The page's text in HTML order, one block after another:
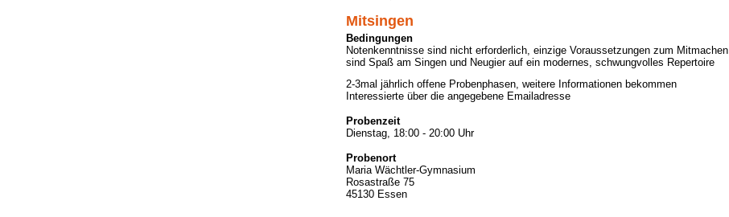
Mitsingen
Bedingungen
Notenkenntnisse sind nicht erforderlich, einzige Voraussetzungen zum Mitmachen
sind Spaß am Singen und Neugier auf ein modernes, schwungvolles Repertoire
2-3mal jährlich offene Probenphasen, weitere Informationen bekommen
Interessierte über die angegebene Emailadresse
Probenzeit
Dienstag, 18:00 - 20:00 Uhr
Probenort
Maria Wächtler-Gymnasium
Rosastraße 75
45130 Essen